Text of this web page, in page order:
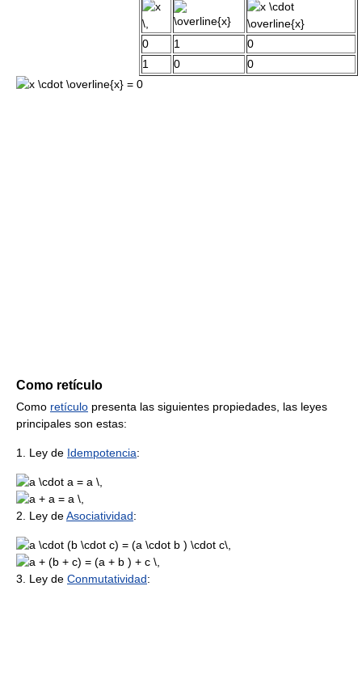
0 1
0
1
0 0
Como retículo
Como retículo presenta las siguientes propiedades, las leyes
principales son estas:
1. Ley de Idempotencia:
2. Ley deAsociatividad:
3. Ley de Conmutatividad: